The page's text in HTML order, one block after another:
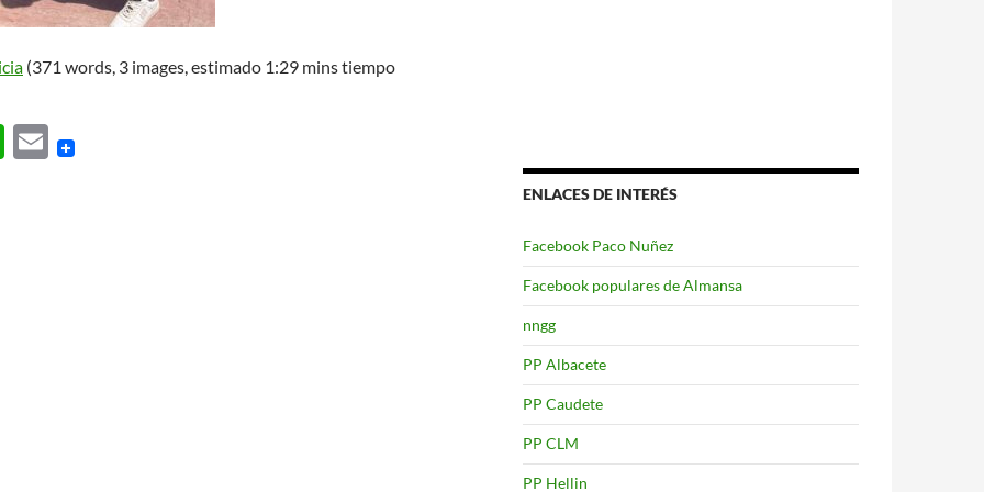
(371 words, 3 images, estimado 1:29 mins tiempo
W E
ENLACES DE INTERÉS
Facebook Paco Nuñez
Facebook populares de Almansa
nngg
PP Albacete
PP Caudete
PP CLM
PP Hellin